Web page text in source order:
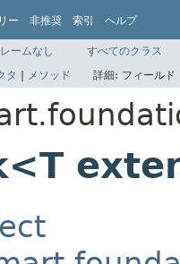
ー 非推奨 索引 ヘルプ
ームなし
すべてのクラス
タ | メソッド 詳細: フィール